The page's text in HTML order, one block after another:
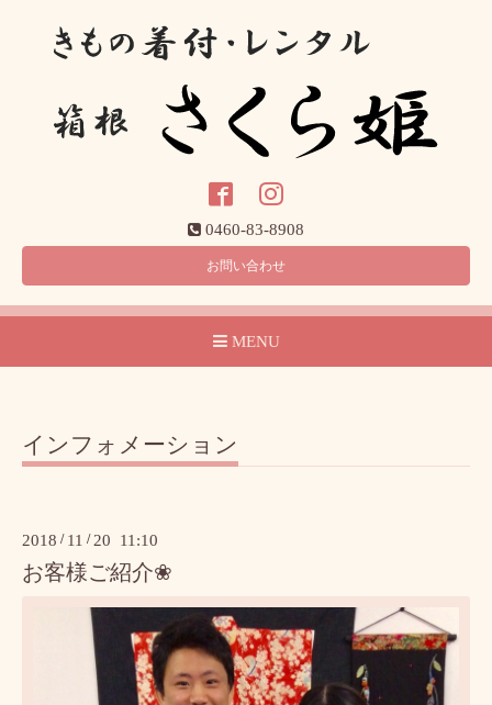
0460-83-8908
お問い合わせ
MENU
インフォメーション
2018 / 11 / 20 11:10
お客様ご紹介❀